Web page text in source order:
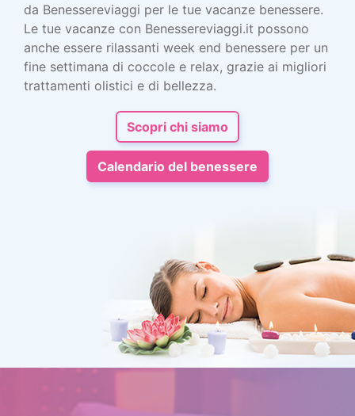
da Benessereviaggi per le tue vacanze benessere.
Le tue vacanze con Benessereviaggi.it possono
anche essere rilassanti week end benessere per un
fine settimana di coccole e relax, grazie ai migliori
trattamenti olistici e di bellezza.
Scopri chi siamo
Calendario del benessere